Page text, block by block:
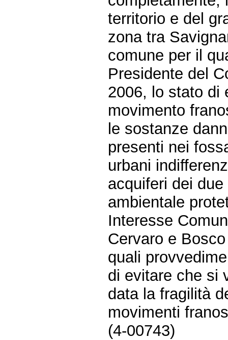
territorio e del
zona tra
comune per il
Presidente del
2006, lo stato di
movimento
le sostanze
presenti nei
urbani
acquiferi dei
ambientale
Interesse
Cervaro e
quali
di evitare che si
data la fragilità
movimenti
(4-00743)